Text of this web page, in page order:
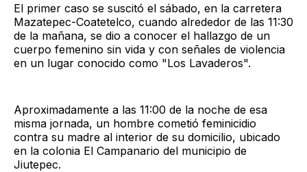
El primer caso se suscitó el sábado, en la carretera
Mazatepec-Coatetelco, cuando alrededor de las 11:30
de la mañana, se dio a conocer el hallazgo de un
cuerpo femenino sin vida y con señales de violencia
en un lugar conocido como "Los Lavaderos".
Aproximadamente a las 11:00 de la noche de esa
misma jornada, un hombre cometió feminicidio
contra su madre al interior de su domicilio, ubicado
en la colonia El Campanario del municipio de
Jiutepec.